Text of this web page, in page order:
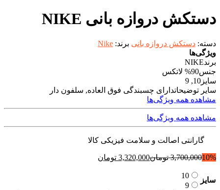
دستکش دروازه بانی NIKE
دسته: دستکش دروازه بانی برند: Nike
ویژگی‌ها
برندNIKE
جنس90% لاتکس
سایز 10, 9
سایر توضیحاتدارای چسبندگی فوق العاده, سلفون دار
مشاهده همه ویژگی‌ها
مشاهده همه ویژگی‌ها
گارانتی اصالت و سلامت فیزیکی کالا
10%
3,700,000 تومان3,320,000 تومان
سایز
10
9